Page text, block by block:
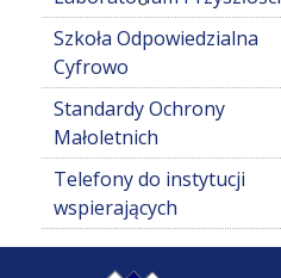
Szkoła Odpowiedzialna
Cyfrowo
Standardy Ochrony
Małoletnich
Telefony do instytucji
wspierających